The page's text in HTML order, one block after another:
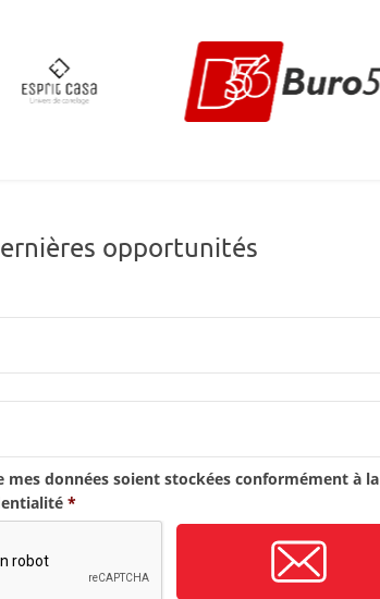
opportunités
mes données soient stockées conformément à la
*